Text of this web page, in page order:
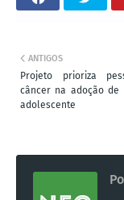
ANTIGOS
Projeto prioriza
câncer na adoção de
adolescente